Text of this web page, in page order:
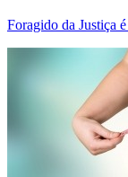
Foragido da Justiça